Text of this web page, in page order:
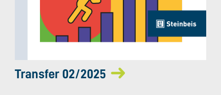
Transfer 02/2025